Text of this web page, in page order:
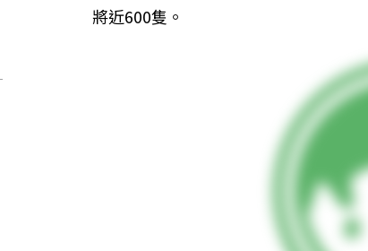
將近600隻。